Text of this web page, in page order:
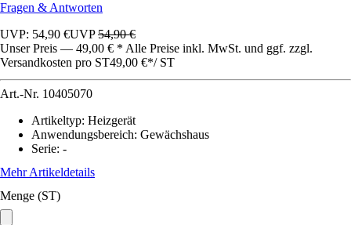
Fragen & Antworten
UVP: 54,90 €UVP54,90 €
Unser Preis — 49,00 € * Alle Preise inkl. MwSt. und ggf. zzgl.
Versandkosten pro ST49,00 €*/ ST
Art.-Nr. 10405070
Artikeltyp: Heizgerät
Anwendungsbereich: Gewächshaus
Serie: -
Mehr Artikeldetails
Menge (ST)